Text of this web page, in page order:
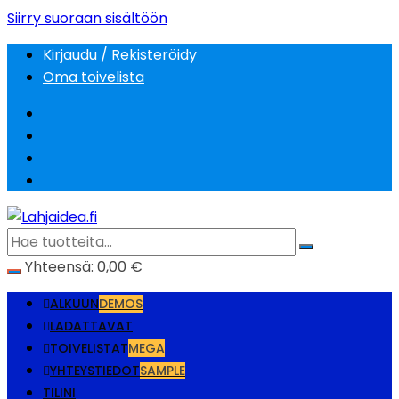
Siirry suoraan sisältöön
Kirjaudu / Rekisteröidy
Oma toivelista
Yhteensä: 0,00 €
ALKUUNDEMOS
LADATTAVAT
TOIVELISTATMEGA
YHTEYSTIEDOTSAMPLE
TILINI